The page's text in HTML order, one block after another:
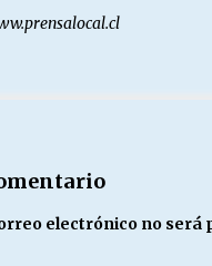
electrónico no será